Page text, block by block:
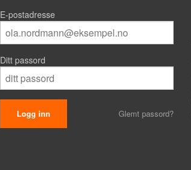
E-postadresse
Ditt passord
Glemt passord?